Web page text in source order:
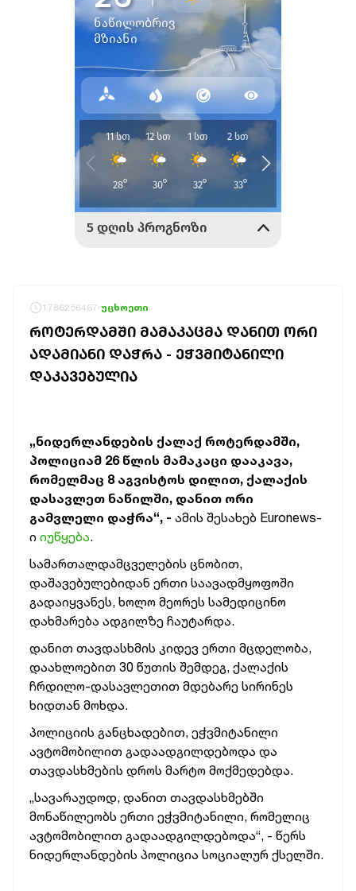
1786256467 უცხოეთი
ᲠᲝᲢᲔᲠᲓᲐᲛᲨᲘ ᲛᲐᲛᲐᲙᲐᲪᲛᲐ ᲓᲐᲜᲘᲗ ᲝᲠᲘ
ᲐᲓᲐᲛᲘᲐᲜᲘ ᲓᲐᲭᲠᲐ - ᲔᲭᲕᲛᲘᲢᲐᲜᲘᲚᲘ
ᲓᲐᲙᲐᲕᲔᲑᲣᲚᲘᲐ
„ნიდერლანდების ქალაქ როტერდამში,
პოლიციამ 26 წლის მამაკაცი დააკავა,
რომელმაც 8 აგვისტოს დილით, ქალაქის
დასავლეთ ნაწილში, დანით ორი
გამვლელი დაჭრა“, - ამის შესახებ Euronews-
ი იუწყება.
სამართალდამცველების ცნობით,
დაშავებულებიდან ერთი საავადმყოფოში
გადაიყვანეს, ხოლო მეორეს სამედიცინო
დახმარება ადგილზე ჩაუტარდა.
დანით თავდასხმის კიდევ ერთი მცდელობა,
დაახლოებით 30 წუთის შემდეგ, ქალაქის
ჩრდილო-დასავლეთით მდებარე სირინეს
ხიდთან მოხდა.
პოლიციის განცხადებით, ეჭვმიტანილი
ავტომობილით გადაადგილდებოდა და
თავდასხმების დროს მარტო მოქმედებდა.
„სავარაუდოდ, დანით თავდასხმებში
მონაწილეობს ერთი ეჭვმიტანილი, რომელიც
ავტომობილით გადაადგილდებოდა“, - წერს
ნიდერლანდების პოლიცია სოციალურ ქსელში.